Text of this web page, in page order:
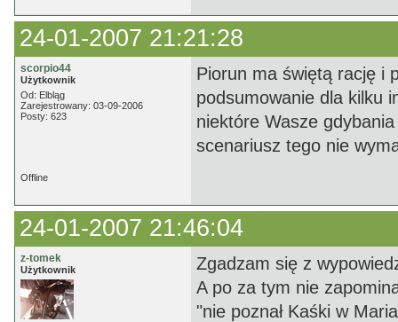
24-01-2007 21:21:28
scorpio44
Użytkownik
Od: Elbląg
Zarejestrowany: 03-09-2006
Posty: 623
Piorun ma świętą rację i
podsumowanie dla kilku
niektóre Wasze
scenariusz tego nie
Offline
24-01-2007 21:46:04
z-tomek
Użytkownik
Zgadzam się z
A po za tym nie
"nie poznał Kaśki w